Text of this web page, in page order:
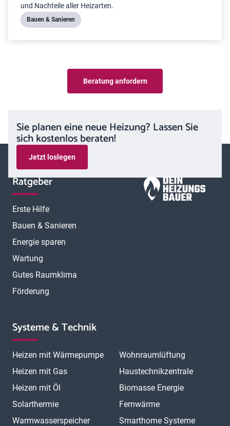
und Nachteile aller Heizarten.
Bauen & Sanieren
Beratung anfordern
Sie planen eine neue Heizung? Lassen Sie
sich kostenlos beraten!
Jetzt loslegen
Ratgeber
Erste Hilfe
Bauen & Sanieren
Energie sparen
Wartung
Gutes Raumklima
Förderung
Systeme & Technik
Heizen mit Wärmepumpe
Heizen mit Gas
Heizen mit Öl
Solarthermie
Warmwasserspeicher
Wohnraumlüftung
Haustechnikzentrale
Biomasse Energie
Fernwärme
Smarthome Systeme